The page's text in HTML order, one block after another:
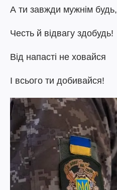
А ти завжди мужнім будь,
Честь й відвагу здобудь!
Від напасті не ховайся
І всього ти добивайся!